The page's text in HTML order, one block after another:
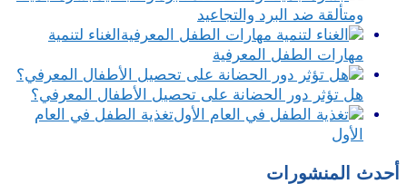
ومتألقة ضد البرد والتجاعيد
الغناء لتنمية
مهارات الطفل المعرفية
هل تؤثر دور الحضانة على تحصيل الأطفال المعرفي؟
تغذية الطفل في العام
الأول
أحدث المنشورات